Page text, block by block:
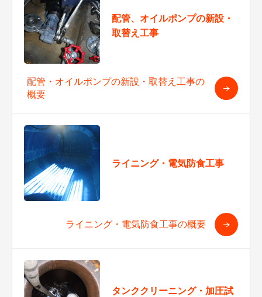
配管、オイルポンプの新設・
取替え工事
配管・オイルポンプの新設・取替え工事の
概要
ライニング・電気防食工事
ライニング・電気防食工事の概要
タンククリーニング・加圧試